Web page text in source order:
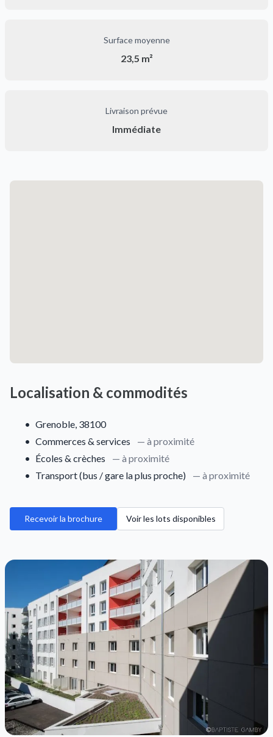
Surface moyenne
23,5 m²
Livraison prévue
Immédiate
Localisation & commodités
• Grenoble, 38100
• Commerces & services
— à proximité
• Écoles & crèches
— à proximité
• Transport (bus / gare la plus proche) — à proximité
Recevoir la brochure Voir les lots disponibles